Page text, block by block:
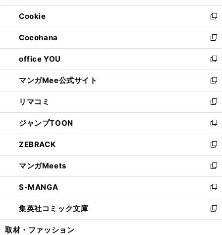
開
く
ウ
で
開
く
ン
ド
ウ
で
開
く
ウ
ィ
ン
ド
ウ
で
開
く
Cookie
新
し
い
ウ
ィ
ン
ド
ウ
で
開
く
Cocohana
新
し
い
ウ
ィ
ン
ド
ウ
で
開
く
office YOU
新
し
い
ウ
ィ
ン
ド
ウ
で
開
く
マンガMee公式サイト
新
し
い
ウ
ィ
ン
ド
ウ
で
開
く
リマコミ
新
し
い
ウ
ィ
ン
ド
ウ
で
開
く
ジャンプTOON
新
し
い
ウ
ィ
ン
ド
ウ
で
開
ZEBRACK
新
し
い
ウ
ィ
ン
ド
ウ
マンガMeets
新
し
い
ウ
ィ
ン
S-MANGA
新
し
い
ウ
集英社コミック文庫
新
し
取材・ファッション